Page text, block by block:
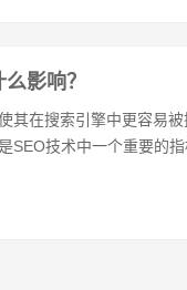
影响？
其在搜索引擎中更容易被
SEO技术中一个重要的